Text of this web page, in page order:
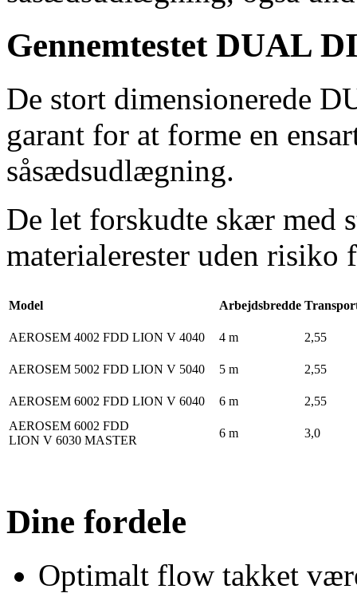
Gennemtestet DUAL
De stort dimensionerede
garant for at forme en
såsædsudlægning.
De let forskudte skær med
materialerester uden risiko
Model Arbejdsbredde
AEROSEM 4002 FDD LION V 4040 4 m 2,55
AEROSEM 5002 FDD LION V 5040 5 m 2,55
AEROSEM 6002 FDD LION V 6040 6 m
2,55
AEROSEM 6002 FDD
LION V 6030 MASTER
6 m 3,0
Dine fordele
Optimalt flow takket